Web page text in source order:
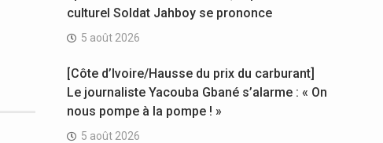
culturel Soldat Jahboy se prononce
5 août 2026
[Côte d’Ivoire/Hausse du prix du carburant]
Le journaliste Yacouba Gbané s’alarme : « On
nous pompe à la pompe ! »
5 août 2026